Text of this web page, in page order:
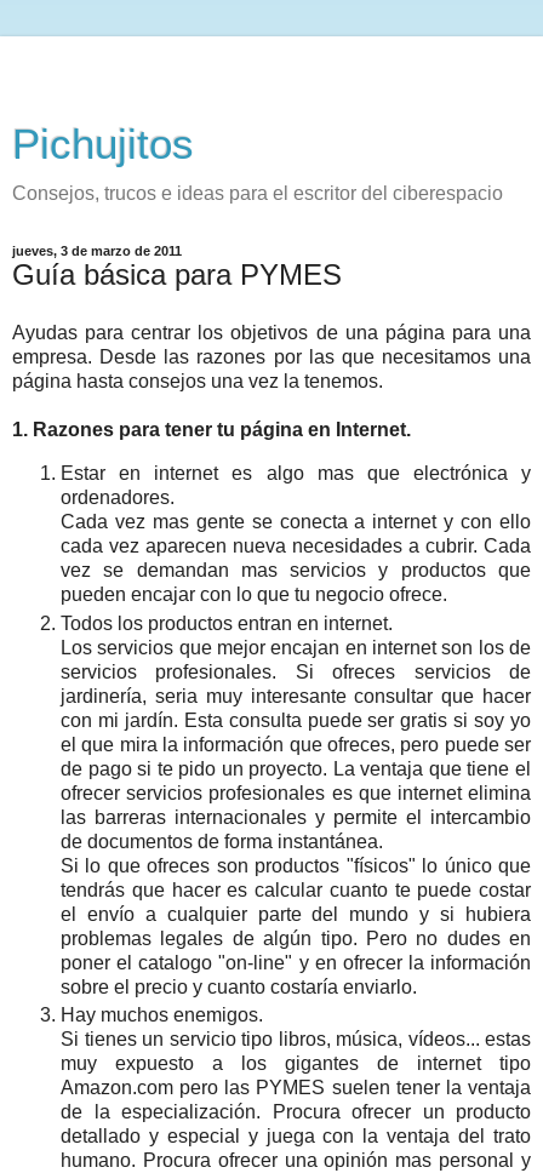
Pichujitos
Consejos, trucos e ideas para el escritor del ciberespacio
jueves, 3 de marzo de 2011
Guía básica para PYMES
Ayudas para centrar los objetivos de una página para una
empresa. Desde las razones por las que necesitamos una
página hasta consejos una vez la tenemos.
1. Razones para tener tu página en Internet.
Estar en internet es algo mas que electrónica y
ordenadores.
Cada vez mas gente se conecta a internet y con ello
cada vez aparecen nueva necesidades a cubrir. Cada
vez se demandan mas servicios y productos que
pueden encajar con lo que tu negocio ofrece.
Todos los productos entran en internet.
Los servicios que mejor encajan en internet son los de
servicios profesionales. Si ofreces servicios de
jardinería, seria muy interesante consultar que hacer
con mi jardín. Esta consulta puede ser gratis si soy yo
el que mira la información que ofreces, pero puede ser
de pago si te pido un proyecto. La ventaja que tiene el
ofrecer servicios profesionales es que internet elimina
las barreras internacionales y permite el intercambio
de documentos de forma instantánea.
Si lo que ofreces son productos "físicos" lo único que
tendrás que hacer es calcular cuanto te puede costar
el envío a cualquier parte del mundo y si hubiera
problemas legales de algún tipo. Pero no dudes en
poner el catalogo "on-line" y en ofrecer la información
sobre el precio y cuanto costaría enviarlo.
Hay muchos enemigos.
Si tienes un servicio tipo libros, música, vídeos... estas
muy expuesto a los gigantes de internet tipo
Amazon.com pero las PYMES suelen tener la ventaja
de la especialización. Procura ofrecer un producto
detallado y especial y juega con la ventaja del trato
humano. Procura ofrecer una opinión mas personal y